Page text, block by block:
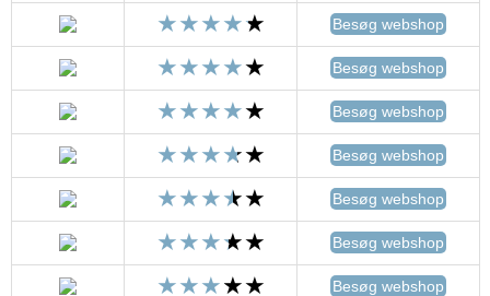
Besøg webshop
Besøg webshop
Besøg webshop
Besøg webshop
Besøg webshop
Besøg webshop
Besøg webshop